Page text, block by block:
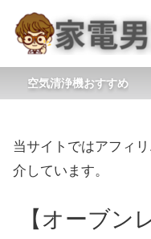
空気清浄機おすすめ
当サイトではアフィ
介しています。
【オーブン